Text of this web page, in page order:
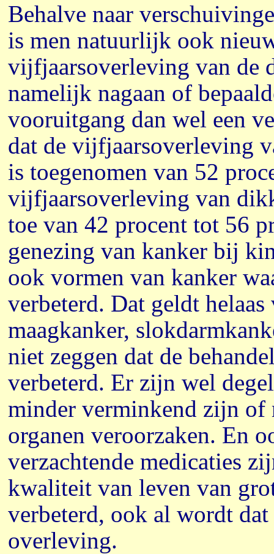
Behalve naar
is men natuurlijk ook
vijfjaarsoverleving van de
namelijk nagaan of
vooruitgang dan wel een
dat de vijfjaarsoverleving
is toegenomen van 52
vijfjaarsoverleving van
toe van 42 procent tot 56
genezing van kanker bij
ook vormen van kanker
verbeterd. Dat geldt
maagkanker,
niet zeggen dat de
verbeterd. Er zijn wel
minder verminkend zijn of
organen veroorzaken. En
verzachtende medicaties
kwaliteit van leven van
verbeterd, ook al wordt
overleving.